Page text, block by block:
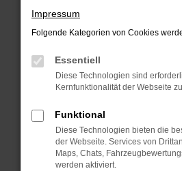
Fehler: Network Error
Beim Laden ist ein Fehler
Hier sind ein paar Tipps, die dir
Überprüfe deine Firewall
Internetverbindung.
Laden andere Webseiten,
Suchmaschine?
Impressum
Folgende Kategorien von Cookies
Essentiell
Diese Technologien sind
Kernfunktionalität der Webseite
Funktional
Diese Technologien bieten die
der Webseite. Services von
Maps, Chats,
werden aktiviert.